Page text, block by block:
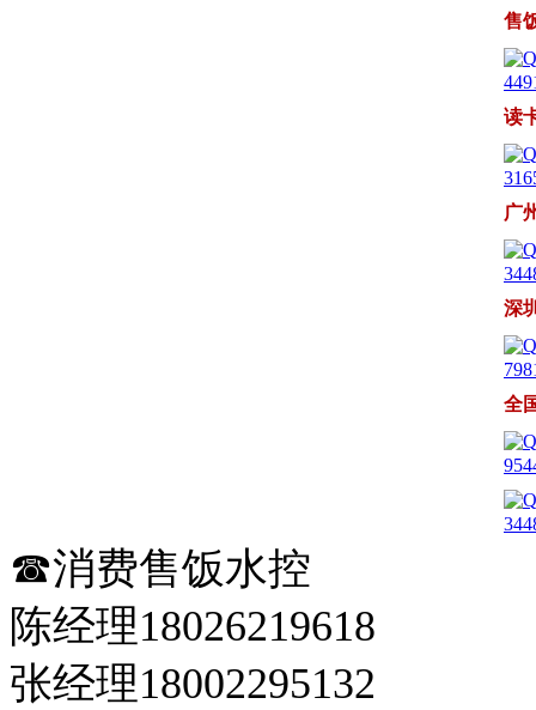
售
读
广
深
全
☎消费售饭水控
陈经理18026219618
张经理18002295132